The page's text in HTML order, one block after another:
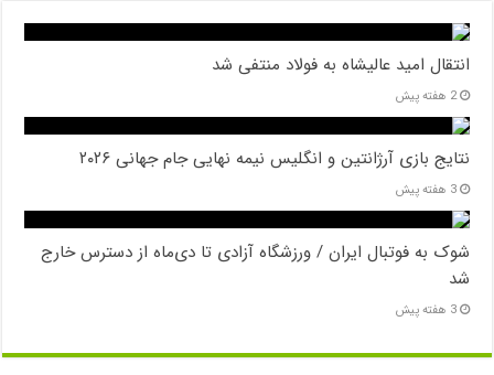
انتقال امید عالیشاه به فولاد منتفی شد
2 هفته پیش
نتایج بازی آرژانتین و انگلیس نیمه نهایی جام جهانی ۲۰۲۶
3 هفته پیش
شوک به فوتبال ایران / ورزشگاه آزادی تا دی‌ماه از دسترس خارج
شد
3 هفته پیش